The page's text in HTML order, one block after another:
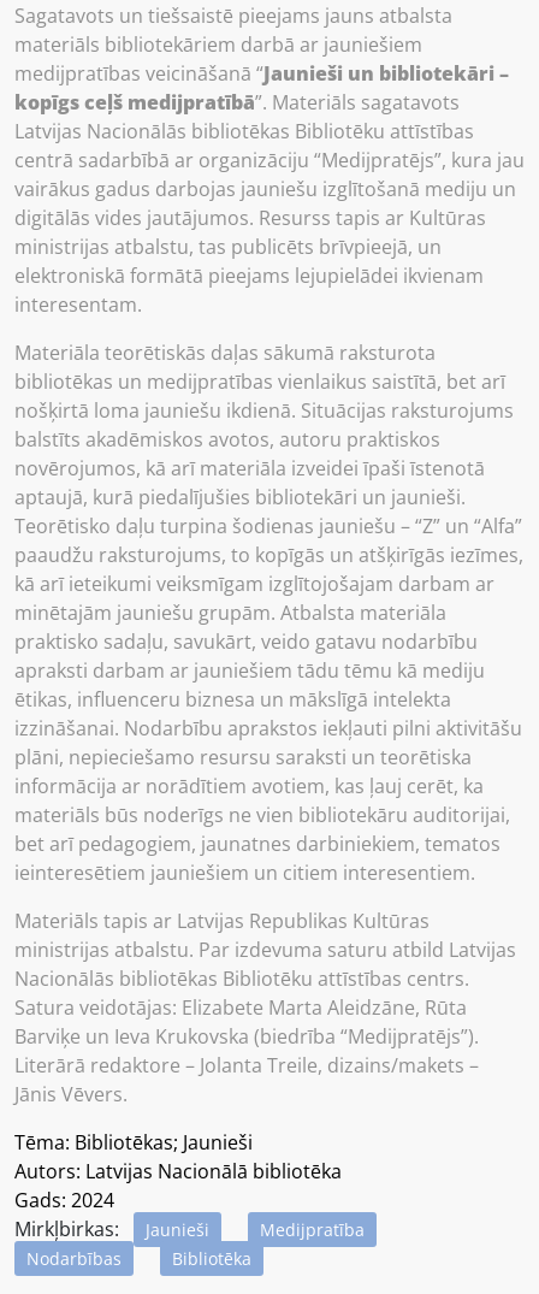
Sagatavots un tiešsaistē pieejams jauns atbalsta
materiāls bibliotekāriem darbā ar jauniešiem
medijpratības veicināšanā “Jaunieši un bibliotekāri –
kopīgs ceļš medijpratībā”. Materiāls sagatavots
Latvijas Nacionālās bibliotēkas Bibliotēku attīstības
centrā sadarbībā ar organizāciju “Medijpratējs”, kura jau
vairākus gadus darbojas jauniešu izglītošanā mediju un
digitālās vides jautājumos. Resurss tapis ar Kultūras
ministrijas atbalstu, tas publicēts brīvpieejā, un
elektroniskā formātā pieejams lejupielādei ikvienam
interesentam.
Materiāla teorētiskās daļas sākumā raksturota
bibliotēkas un medijpratības vienlaikus saistītā, bet arī
nošķirtā loma jauniešu ikdienā. Situācijas raksturojums
balstīts akadēmiskos avotos, autoru praktiskos
novērojumos, kā arī materiāla izveidei īpaši īstenotā
aptaujā, kurā piedalījušies bibliotekāri un jaunieši.
Teorētisko daļu turpina šodienas jauniešu – “Z” un “Alfa”
paaudžu raksturojums, to kopīgās un atšķirīgās iezīmes,
kā arī ieteikumi veiksmīgam izglītojošajam darbam ar
minētajām jauniešu grupām. Atbalsta materiāla
praktisko sadaļu, savukārt, veido gatavu nodarbību
apraksti darbam ar jauniešiem tādu tēmu kā mediju
ētikas, influenceru biznesa un mākslīgā intelekta
izzināšanai. Nodarbību aprakstos iekļauti pilni aktivitāšu
plāni, nepieciešamo resursu saraksti un teorētiska
informācija ar norādītiem avotiem, kas ļauj cerēt, ka
materiāls būs noderīgs ne vien bibliotekāru auditorijai,
bet arī pedagogiem, jaunatnes darbiniekiem, tematos
ieinteresētiem jauniešiem un citiem interesentiem.
Materiāls tapis ar Latvijas Republikas Kultūras
ministrijas atbalstu. Par izdevuma saturu atbild Latvijas
Nacionālās bibliotēkas Bibliotēku attīstības centrs.
Satura veidotājas: Elizabete Marta Aleidzāne, Rūta
Barviķe un Ieva Krukovska (biedrība “Medijpratējs”).
Literārā redaktore – Jolanta Treile, dizains/makets –
Jānis Vēvers.
Tēma: Bibliotēkas; Jaunieši
Autors: Latvijas Nacionālā bibliotēka
Gads: 2024
Mirkļbirkas:
Jaunieši
Medijpratība
Nodarbības
Bibliotēka